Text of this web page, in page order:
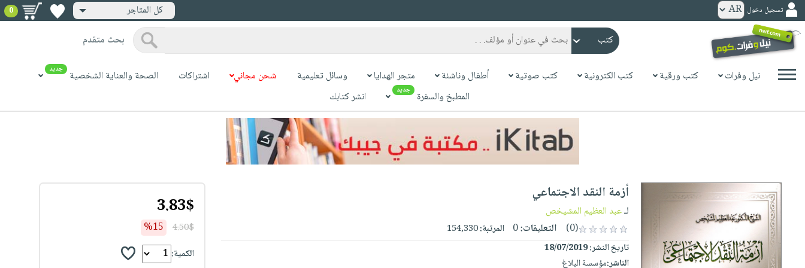
كتب
ورقية
المواضيع
مخفض
عروض
خاصة
صفحات
مشوقة
الكترونية
حديثاً
الأكثر
مبيعاً
كتب
مجانية
الصفحة
الرئيسية
masmu3
بلا
حدود
وناشئة
الصفحة وسائل
تسجيل دخول كل المتاجر 0
بحث متقدم
نيل وفرات كتب ورقية كتب الكترونية كتب صوتية أطفال وناشئة متجر الهدايا وسائل تعليمية شحن مجاني اشتراكات الصحة والعناية الشخصية جديد
المطبخ والسفرة جديد انشر كتابك
أزمة النقد الاجتماعي
لـعبد العظيم المشيخص
(0)
التعليقات:0 المرتبة:154,330
تاريخ النشر:18/07/2019
الناشر:مؤسسة البلاغ
3.83$
4.50$
%15
الكمية: